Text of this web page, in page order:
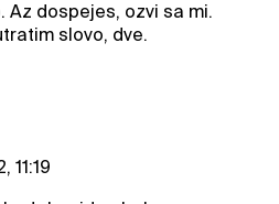
Az dospejes, ozvi sa mi.
slovo, dve.
11:19